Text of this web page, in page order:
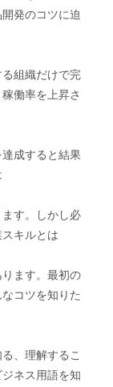
発のコツに迫
組織だけで完
働率を上昇さ
成すると結果
す。しかし必
キルとは
ます。最初の
コツを知りた
、理解するこ
ネス用語を知